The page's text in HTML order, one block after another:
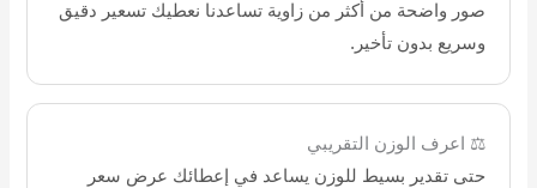
صور واضحة من أكثر من زاوية تساعدنا نعطيك تسعير دقيق
وسريع بدون تأخير.
⚖️ اعرف الوزن التقريبي
حتى تقدير بسيط للوزن يساعد في إعطائك عرض سعر